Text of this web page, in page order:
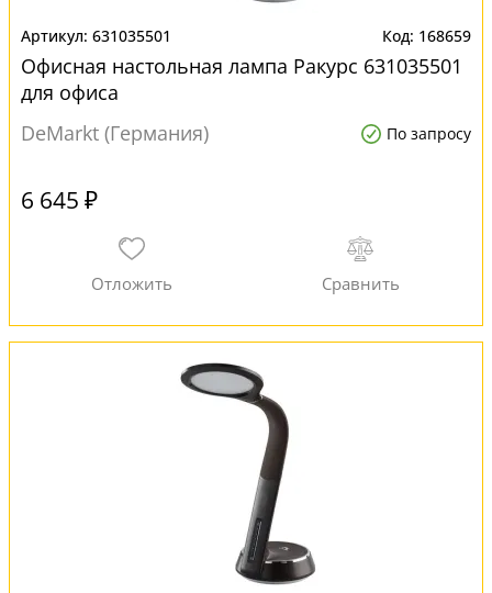
631035501 168659
Офисная настольная лампа Ракурс 631035501
для офиса
DeMarkt (Германия)
По запросу
6 645 ₽